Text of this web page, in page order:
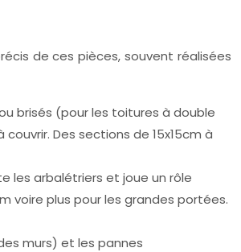
de ces pièces, souvent réalisées
brisés (pour les toitures à double
Des sections de 15x15cm à
les arbalétriers et joue un rôle
voire plus pour les grandes portées.
murs) et les pannes